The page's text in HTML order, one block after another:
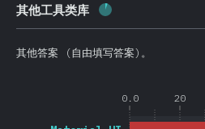
其他工具类库 完成率:
其他答案 (自由填写答案)。
0.0 20